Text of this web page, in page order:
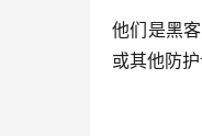
他们是黑
或其他防